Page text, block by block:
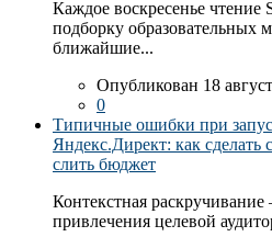
Каждое воскресенье чтение
подборку образовательных
ближайшие...
Опубликован 18
0
Типичные ошибки при
Яндекс.Директ: как сделать
слить бюджет
Контекстная
привлечения целевой